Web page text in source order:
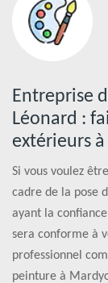
Entreprise
Léonard :
extérieurs
Si vous voulez
cadre de la pose
ayant la
sera conforme à
professionnel
peinture à